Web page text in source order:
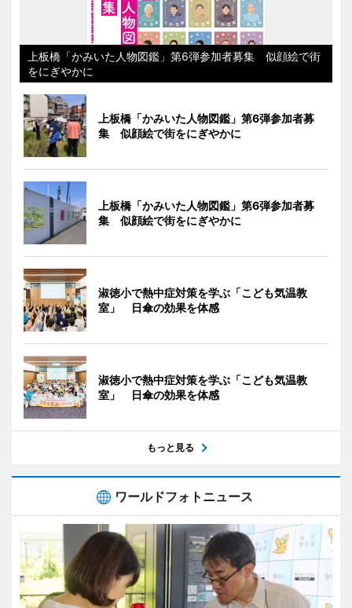
上板橋「かみいた人物図鑑」第6弾参加者募集 似顔絵で街
をにぎやかに
上板橋「かみいた人物図鑑」第6弾参加者募
集 似顔絵で街をにぎやかに
上板橋「かみいた人物図鑑」第6弾参加者募
集 似顔絵で街をにぎやかに
淑徳小で熱中症対策を学ぶ「こども気温教
室」 日傘の効果を体感
淑徳小で熱中症対策を学ぶ「こども気温教
室」 日傘の効果を体感
もっと見る
ワールドフォトニュース